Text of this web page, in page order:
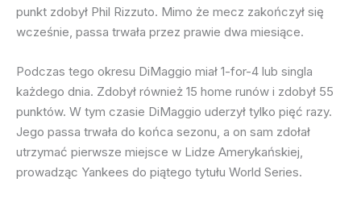
punkt zdobył Phil Rizzuto. Mimo że mecz zakończył się
wcześnie, passa trwała przez prawie dwa miesiące.
Podczas tego okresu DiMaggio miał 1-for-4 lub singla
każdego dnia. Zdobył również 15 home runów i zdobył 55
punktów. W tym czasie DiMaggio uderzył tylko pięć razy.
Jego passa trwała do końca sezonu, a on sam zdołał
utrzymać pierwsze miejsce w Lidze Amerykańskiej,
prowadząc Yankees do piątego tytułu World Series.